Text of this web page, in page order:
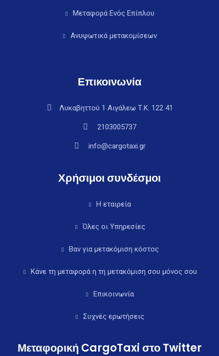
Μεταφορά Ενός Επίπλου
Ανυψωτικά μετακομίσεων
Επικοινωνία
Λυκαβηττού 1 Αιγάλεω Τ.Κ. 122 41
2103005737
info@cargotaxi.gr
Χρήσιμοι συνδέσμοι
Η εταιρεία
Όλες οι Υπηρεσίες
Βαν για μετακόμιση κόστος
Κάνε τη μεταφορά η τη μετακόμιση σου μόνος σου
Επικοινωνία
Συχνές ερωτήσεις
Μεταφορική CargoTaxi στο Twitter